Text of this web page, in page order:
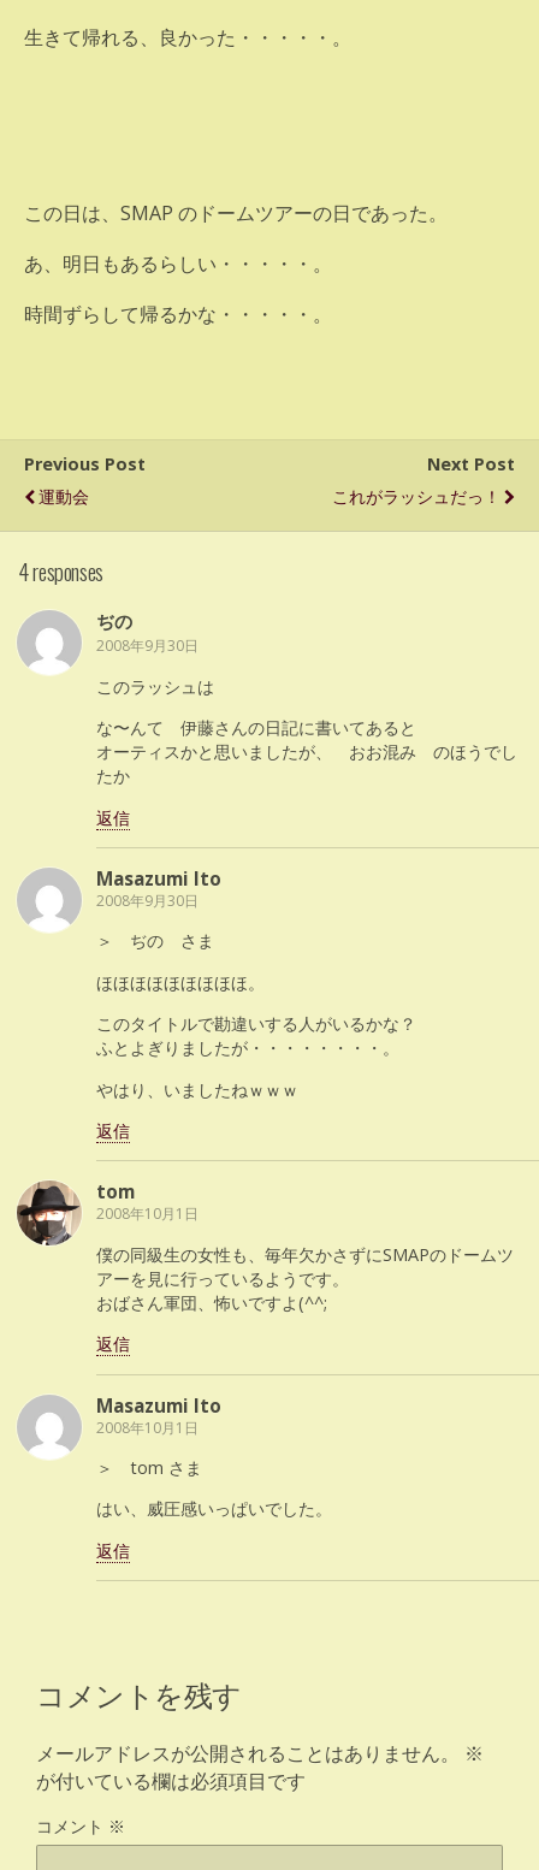
生きて帰れる、良かった・・・・・。
この日は、SMAP のドームツアーの日であった。
あ、明日もあるらしい・・・・・。
時間ずらして帰るかな・・・・・。
Previous Post
運動会
Next Post
これがラッシュだっ！
4 responses
ぢの
2008年9月30日
このラッシュは
な〜んて 伊藤さんの日記に書いてあると
オーティスかと思いましたが、 おお混み のほうでし
たか
返信
Masazumi Ito
2008年9月30日
＞ ぢの さま
ほほほほほほほほほ。
このタイトルで勘違いする人がいるかな？
ふとよぎりましたが・・・・・・・・。
やはり、いましたねｗｗｗ
返信
tom
2008年10月1日
僕の同級生の女性も、毎年欠かさずにSMAPのドームツ
アーを見に行っているようです。
おばさん軍団、怖いですよ(^^;
返信
Masazumi Ito
2008年10月1日
＞ tom さま
はい、威圧感いっぱいでした。
返信
コメントを残す
メールアドレスが公開されることはありません。
※
が付いている欄は必須項目です
コメント ※